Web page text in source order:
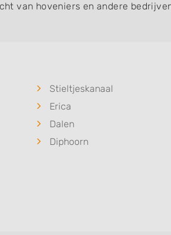
van hoveniers en andere
Stieltjeskanaal
Erica
Dalen
Diphoorn